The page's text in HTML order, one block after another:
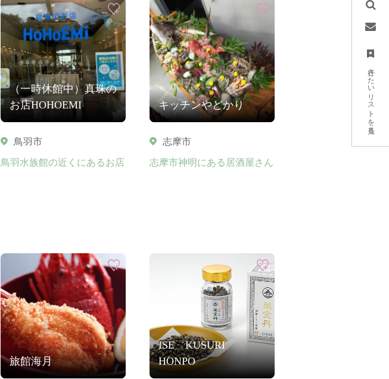
行きたいリストを見る
（一時休館中）真珠の
お店HOHOEMI
鳥羽市
鳥羽水族館の近くにあるお店
キッチンやどかり
志摩市
志摩市神明にある居酒屋さん
旅館海月
ISE KUSURI
HONPO